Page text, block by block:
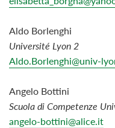
Aldo Borlenghi
Université Lyon 2
Aldo.Borlenghi@univ-
Angelo Bottini
Scuola di Competenze
angelo-bottini@alice.it